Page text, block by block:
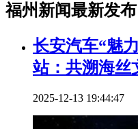
福州新闻最新发布
长安汽车“魅
站：共溯海丝
2025-12-13 19:44:47